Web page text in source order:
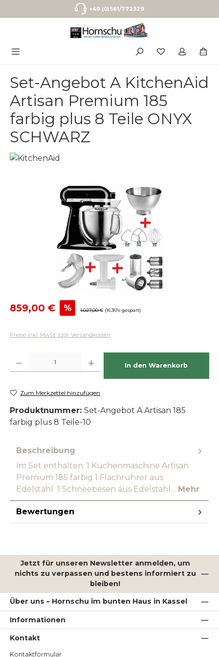
Zum Hauptinhalt springen+49 (0)561/772329
Set-Angebot A KitchenAid
Artisan Premium 185
farbig plus 8 Teile ONYX
SCHWARZ
Bildergalerie überspringen
Verkaufspreis:
859,00 € % Regulärer Preis:
1.027,00 € (16.36% gespart)
Preise inkl. MwSt. zzgl. Versandkosten
In den Warenkorb
Zum Merkzettel hinzufügen
Produktnummer: Set-Angebot A Artisan 185
farbig plus 8 Teile-10
Beschreibung
Im Set enthalten: 1 Küchenmaschine Artisan
Premium 185 farbig 1 Flachrührer aus
Edelstahl 1 Schneebesen aus Edelstahl… Mehr
Bewertungen
Jetzt für unseren Newsletter anmelden, um
nichts zu verpassen und bestens informiert zu
bleiben!
Über uns – Hornschu im bunten Haus in Kassel
Informationen
Kontakt
Kontaktformular